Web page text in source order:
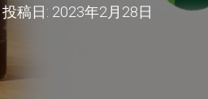
投稿日: 2023年2月28日